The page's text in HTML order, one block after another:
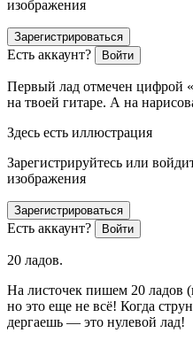
изображения
Зарегистрироваться
Есть аккаунт? Войти
Первый лад отмечен цифрой
на твоей гитаре. А на
Здесь есть иллюстрация
Зарегистрируйтесь или
изображения
Зарегистрироваться
Есть аккаунт? Войти
20 ладов.
На листочек пишем 20 ладов
но это еще не всё! Когда
дергаешь — это нулевой лад!